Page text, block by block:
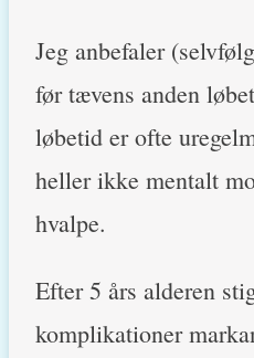
Jeg anbefaler
før tævens anden
løbetid er ofte
heller ikke mentalt
hvalpe.
Efter 5 års alderen
komplikationer